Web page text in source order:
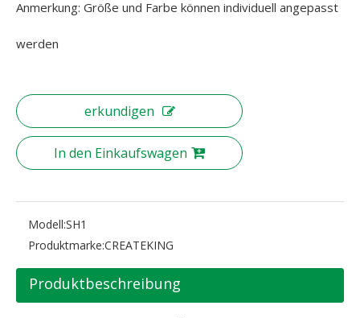
Anmerkung: Größe und Farbe können individuell angepasst
werden
erkundigen
In den Einkaufswagen
Modell:SH1
Produktmarke:CREATEKING
Produktbeschreibung